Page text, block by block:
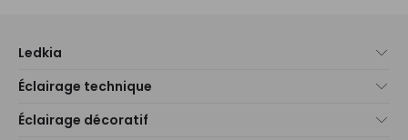
Ledkia
Service client
Méthodes d'expédition
Éclairage technique
Marques
Éclairage décoratif